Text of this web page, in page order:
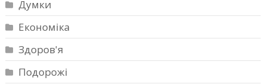
Думки
Економіка
Здоров'я
Подорожі